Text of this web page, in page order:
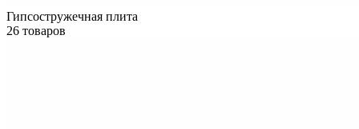
Гипсостружечная плита
26 товаров